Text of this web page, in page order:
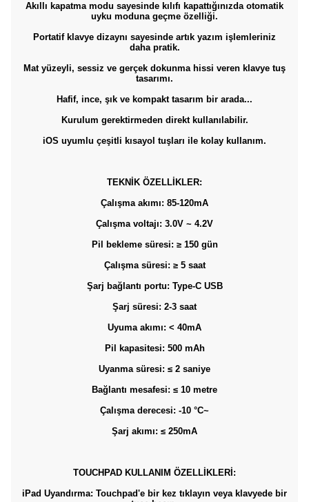
Akıllı kapatma modu sayesinde kılıfı kapattığınızda otomatik
uyku moduna geçme özelliği.
Portatif klavye dizaynı sayesinde artık yazım işlemleriniz
daha pratik.
Mat yüzeyli, sessiz ve gerçek dokunma hissi veren klavye tuş
tasarımı.
Hafif, ince, şık ve kompakt tasarım bir arada...
Kurulum gerektirmeden direkt kullanılabilir.
iOS uyumlu çeşitli kısayol tuşları ile kolay kullanım.
TEKNİK ÖZELLİKLER:
Çalışma akımı: 85-120mA
Çalışma voltajı: 3.0V ~ 4.2V
Pil bekleme süresi: ≥ 150 gün
Çalışma süresi: ≥ 5 saat
Şarj bağlantı portu: Type-C USB
Şarj süresi: 2-3 saat
Uyuma akımı: < 40mA
Pil kapasitesi: 500 mAh
Uyanma süresi: ≤ 2 saniye
Bağlantı mesafesi: ≤ 10 metre
Çalışma derecesi: -10 °C~
Şarj akımı: ≤ 250mA
TOUCHPAD KULLANIM ÖZELLİKLERİ:
iPad Uyandırma: Touchpad'e bir kez tıklayın veya klavyede bir